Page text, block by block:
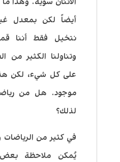
أيضاً لكن بمعدل
نتخيل فقط أننا
وتناولنا الكثير
على كل شيء، لكن
موجود. هل من
لذلك؟
في كثير من
يُمكن ملاحظة بعض